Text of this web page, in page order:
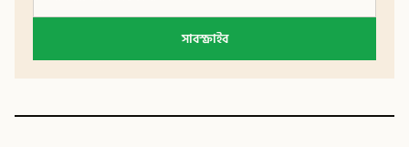
সাবস্ক্রাইব